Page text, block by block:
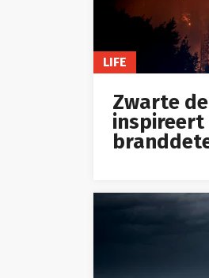
LIFE
Zwarte
inspireert